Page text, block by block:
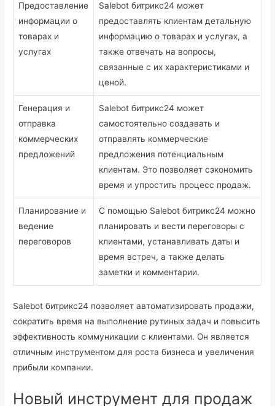
Предоставление
информации о
товарах и
услугах
Salebot битрикс24 может
предоставлять клиентам детальную
информацию о товарах и услугах, а
также отвечать на вопросы,
связанные с их характеристиками и
ценой.
Генерация и
отправка
коммерческих
предложений
Salebot битрикс24 может
самостоятельно создавать и
отправлять коммерческие
предложения потенциальным
клиентам. Это позволяет сэкономить
время и упростить процесс продаж.
Планирование и
ведение
переговоров
С помощью Salebot битрикс24 можно
планировать и вести переговоры с
клиентами, устанавливать даты и
время встреч, а также делать
заметки и комментарии.
Salebot битрикс24 позволяет автоматизировать продажи,
сократить время на выполнение рутиных задач и повысить
эффективность коммуникации с клиентами. Он является
отличным инструментом для роста бизнеса и увеличения
прибыли компании.
Новый инструмент для продаж